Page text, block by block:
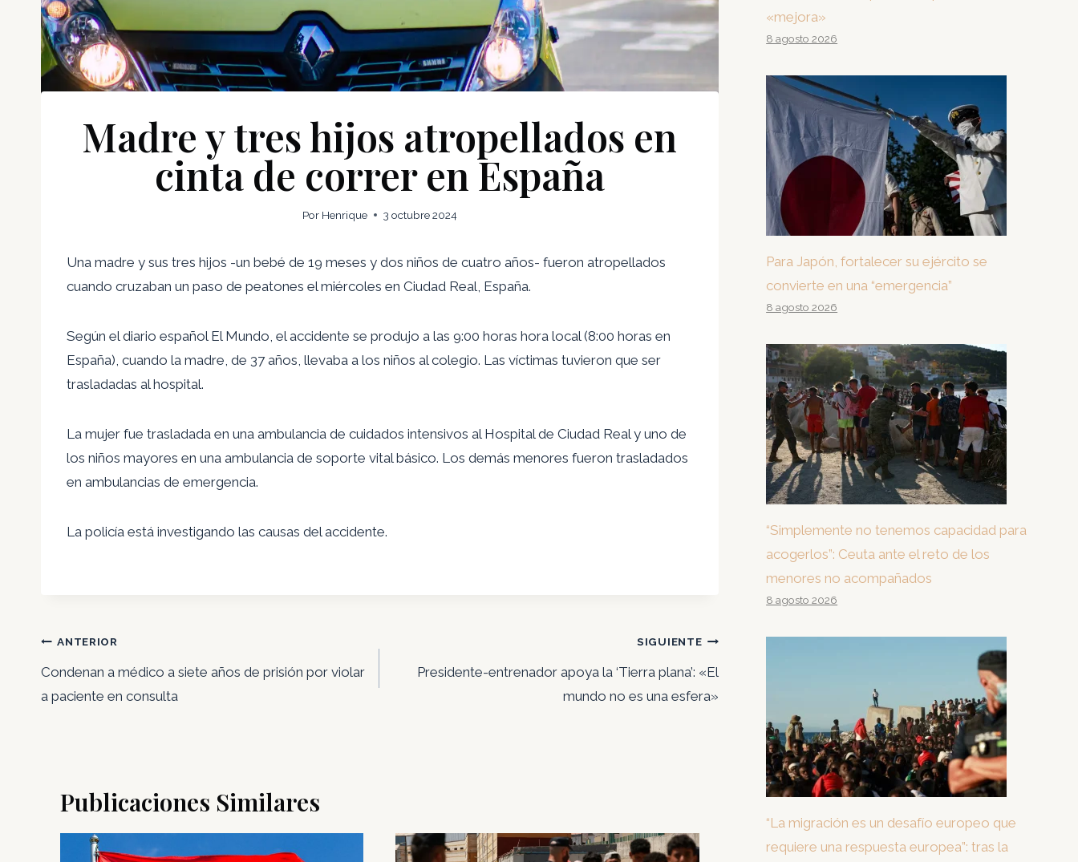
Madre y tres hijos atropellados en
cinta de correr en España
Por Henrique 3 octubre 2024
Una madre y sus tres hijos -un bebé de 19 meses y dos niños de cuatro años- fueron atropellados
cuando cruzaban un paso de peatones el miércoles en Ciudad Real, España.
Según el diario español El Mundo, el accidente se produjo a las 9:00 horas hora local (8:00 horas en
España), cuando la madre, de 37 años, llevaba a los niños al colegio. Las víctimas tuvieron que ser
trasladadas al hospital.
La mujer fue trasladada en una ambulancia de cuidados intensivos al Hospital de Ciudad Real y uno de
los niños mayores en una ambulancia de soporte vital básico. Los demás menores fueron trasladados
en ambulancias de emergencia.
La policía está investigando las causas del accidente.
Navegación
de
entradas
ANTERIOR
Condenan a médico a siete años de prisión por violar
a paciente en consulta
SIGUIENTE
Presidente-entrenador apoya la ‘Tierra plana’: «El
mundo no es una esfera»
Publicaciones Similares
«mejora»
8 agosto 2026
Para Japón, fortalecer su ejército se
convierte en una “emergencia”
8 agosto 2026
“Simplemente no tenemos capacidad para
acogerlos”: Ceuta ante el reto de los
menores no acompañados
8 agosto 2026
“La migración es un desafío europeo que
requiere una respuesta europea”: tras la